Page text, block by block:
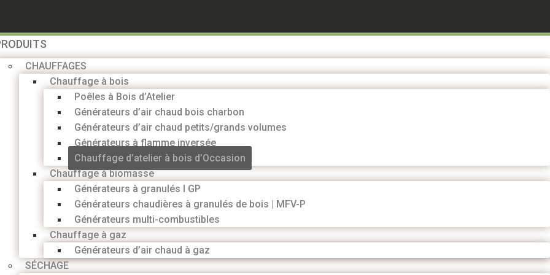
CHAUFFAGES
Chauffage à bois
Poêles à Bois d’Atelier
Générateurs d’air chaud bois charbon
Générateurs d’air chaud petits/grands volumes
Générateurs à flamme inversée
Chauffage d’atelier à bois d’Occasion
Chauffage à biomasse
Générateurs à granulés I GP
Générateurs chaudières à granulés de bois | MFV-P
Générateurs multi-combustibles
Chauffage à gaz
Générateurs d’air chaud à gaz
SÉCHAGE